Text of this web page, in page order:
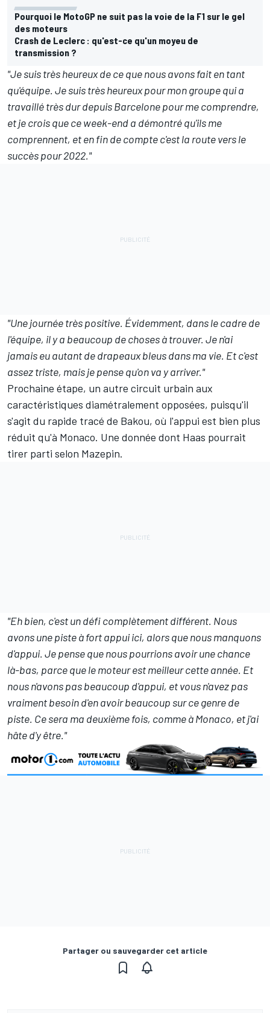
Pourquoi le MotoGP ne suit pas la voie de la F1 sur le gel
des moteurs
Crash de Leclerc : qu'est-ce qu'un moyeu de
transmission ?
"Je suis très heureux de ce que nous avons fait en tant
qu'équipe. Je suis très heureux pour mon groupe qui a
travaillé très dur depuis Barcelone pour me comprendre,
et je crois que ce week-end a démontré qu'ils me
comprennent, et en fin de compte c'est la route vers le
succès pour 2022."
"Une journée très positive. Évidemment, dans le cadre de
l'équipe, il y a beaucoup de choses à trouver. Je n'ai
jamais eu autant de drapeaux bleus dans ma vie. Et c'est
assez triste, mais je pense qu'on va y arriver."
Prochaine étape, un autre circuit urbain aux
caractéristiques diamétralement opposées, puisqu'il
s'agit du rapide tracé de Bakou, où l'appui est bien plus
réduit qu'à Monaco. Une donnée dont Haas pourrait
tirer parti selon Mazepin.
"Eh bien, c'est un défi complètement différent. Nous
avons une piste à fort appui ici, alors que nous manquons
d'appui. Je pense que nous pourrions avoir une chance
là-bas, parce que le moteur est meilleur cette année. Et
nous n'avons pas beaucoup d'appui, et vous n'avez pas
vraiment besoin d'en avoir beaucoup sur ce genre de
piste. Ce sera ma deuxième fois, comme à Monaco, et j'ai
hâte d'y être."
Partager ou sauvegarder cet article